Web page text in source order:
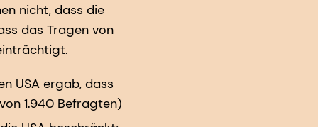
nicht, dass die
das Tragen von
USA ergab, dass
1.940 Befragten)